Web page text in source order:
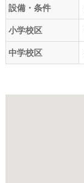
設備・条件
小学校区
中学校区